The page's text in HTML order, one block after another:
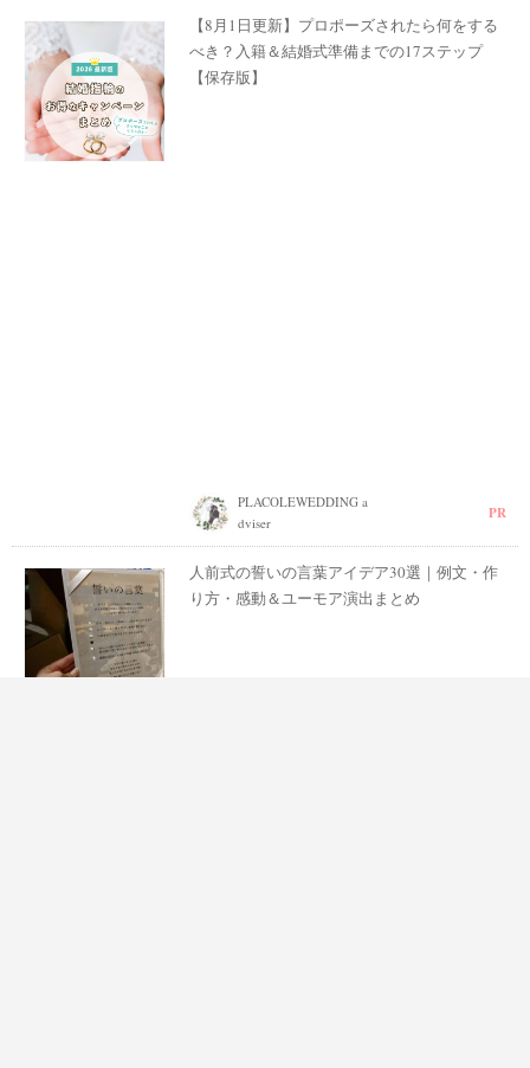
【8月1日更新】プロポーズされたら何をする
べき？入籍＆結婚式準備までの17ステップ
【保存版】
PLACOLEWEDDING a
dviser
PR
人前式の誓いの言葉アイデア30選｜例文・作
り方・感動＆ユーモア演出まとめ